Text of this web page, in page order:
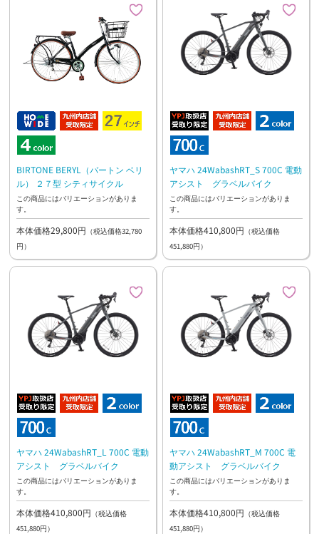
BIRTONE BERYL（バートン ベリ
ル） ２７型 シティサイクル
この商品にはバリエーションがありま
す。
本体価格29,800円 （税込価格32,780
円）
ヤマハ 24WabashRT_S 700C 電動
アシスト グラベルバイク
この商品にはバリエーションがありま
す。
本体価格410,800円 （税込価格
451,880円）
ヤマハ 24WabashRT_L 700C 電動
アシスト グラベルバイク
この商品にはバリエーションがありま
す。
本体価格410,800円 （税込価格
451,880円）
ヤマハ 24WabashRT_M 700C 電
動アシスト グラベルバイク
この商品にはバリエーションがありま
す。
本体価格410,800円 （税込価格
451,880円）